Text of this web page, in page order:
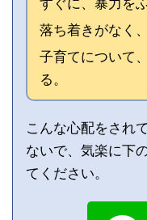
すぐに、暴力を
落ち着きがなく
子育てについて
る。
こんな心配をされ
ないで、気楽に下
てください。